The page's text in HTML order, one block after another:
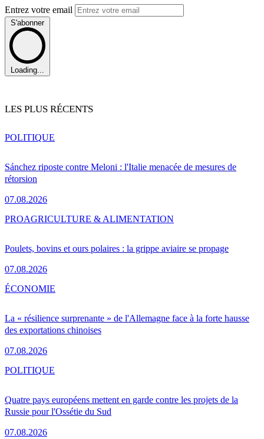
Entrez votre email
S'abonner
Loading...
LES PLUS RÉCENTS
Sánchez riposte contre Meloni : l'Italie menacée de mesures de
rétorsion
07.08.2026
POLITIQUE
Poulets, bovins et ours polaires : la grippe aviaire se propage
07.08.2026
PROAGRICULTURE & ALIMENTATION
La « résilience surprenante » de l'Allemagne face à la forte hausse
des exportations chinoises
07.08.2026
ÉCONOMIE
Quatre pays européens mettent en garde contre les projets de la
Russie pour l'Ossétie du Sud
07.08.2026
POLITIQUE